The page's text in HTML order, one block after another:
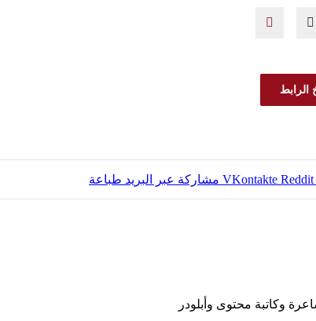
الرابط
مشاركة عبر البريد طباعة
وكاتبة محتوى وأبلودر